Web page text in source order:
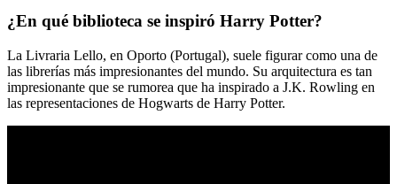
¿En qué biblioteca se inspiró Harry Potter?
La Livraria Lello, en Oporto (Portugal), suele figurar como una de
las librerías más impresionantes del mundo. Su arquitectura es tan
impresionante que se rumorea que ha inspirado a J.K. Rowling en
las representaciones de Hogwarts de Harry Potter.